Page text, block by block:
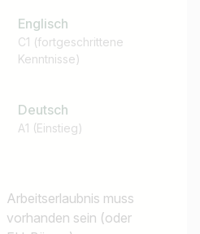
Englisch
C1 (fortgeschrittene
Kenntnisse)
Deutsch
A1 (Einstieg)
Arbeitserlaubnis muss
vorhanden sein (oder